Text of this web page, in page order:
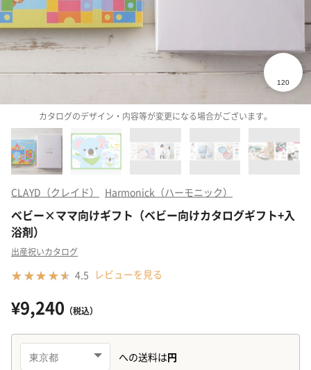
カタログのデザイン・内容等が変更になる場合がございます。
CLAYD（クレイド） Harmonick（ハーモニック）
ベビー×ママ向けギフト（ベビー向けカタログギフト+入
浴剤）
出産祝いカタログ
4.5 レビューを見る
¥9,240 （税込）